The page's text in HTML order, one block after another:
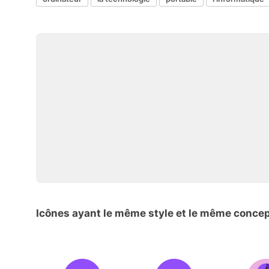
Icônes ayant le même style et le même